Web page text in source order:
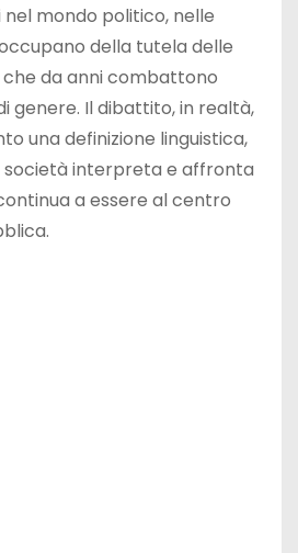
mondo politico, nelle
della tutela delle
da anni combattono
genere. Il dibattito, in realtà,
una definizione linguistica,
società interpreta e affronta
a essere al centro